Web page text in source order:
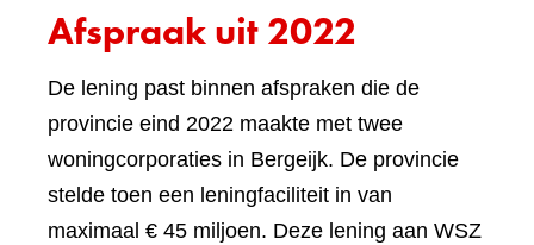
Afspraak uit 2022
De lening past binnen afspraken die de
provincie eind 2022 maakte met twee
woningcorporaties in Bergeijk. De provincie
stelde toen een leningfaciliteit in van
maximaal € 45 miljoen. Deze lening aan WSZ